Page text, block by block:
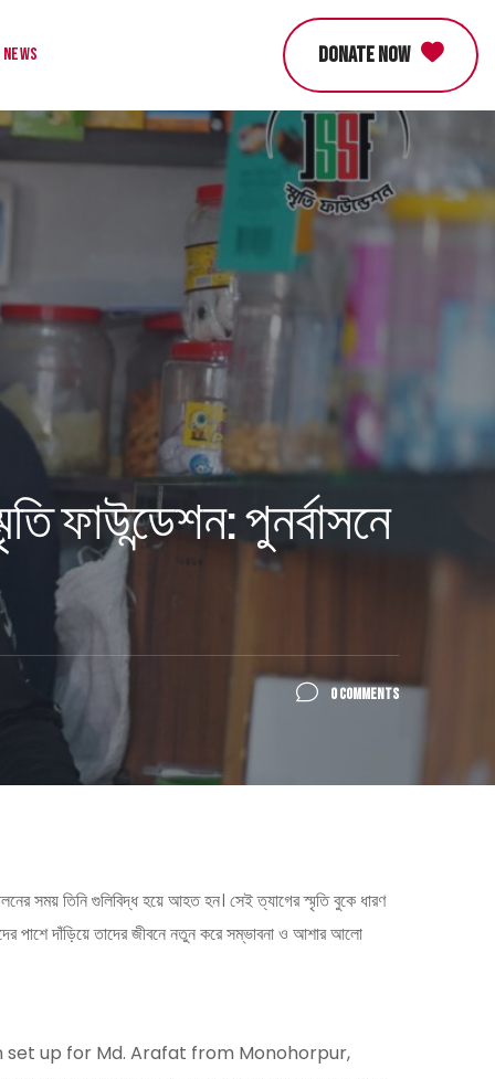
News DONATE NOW
ফাউন্ডেশন: পুনর্বাসনে
0 COMMENTS
সময় তিনি গুলিবিদ্ধ হয়ে আহত হন। সেই ত্যাগের স্মৃতি বুকে ধারণ
পাশে দাঁড়িয়ে তাদের জীবনে নতুন করে সম্ভাবনা ও আশার আলো
set up for Md. Arafat from Monohorpur,